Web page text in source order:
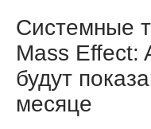
Системные
Mass Effect:
будут
месяце